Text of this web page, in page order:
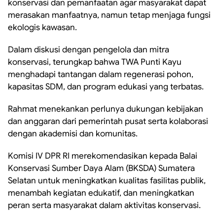
konservasi dan pemanfaatan agar masyarakat dapat
merasakan manfaatnya, namun tetap menjaga fungsi
ekologis kawasan.
Dalam diskusi dengan pengelola dan mitra
konservasi, terungkap bahwa TWA Punti Kayu
menghadapi tantangan dalam regenerasi pohon,
kapasitas SDM, dan program edukasi yang terbatas.
Rahmat menekankan perlunya dukungan kebijakan
dan anggaran dari pemerintah pusat serta kolaborasi
dengan akademisi dan komunitas.
Komisi IV DPR RI merekomendasikan kepada Balai
Konservasi Sumber Daya Alam (BKSDA) Sumatera
Selatan untuk meningkatkan kualitas fasilitas publik,
menambah kegiatan edukatif, dan meningkatkan
peran serta masyarakat dalam aktivitas konservasi.